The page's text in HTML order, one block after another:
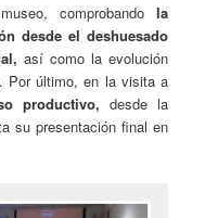
comprobando la
desde el deshuesado
así como la evolución
Por último, en la visita a
productivo, desde la
su presentación final en